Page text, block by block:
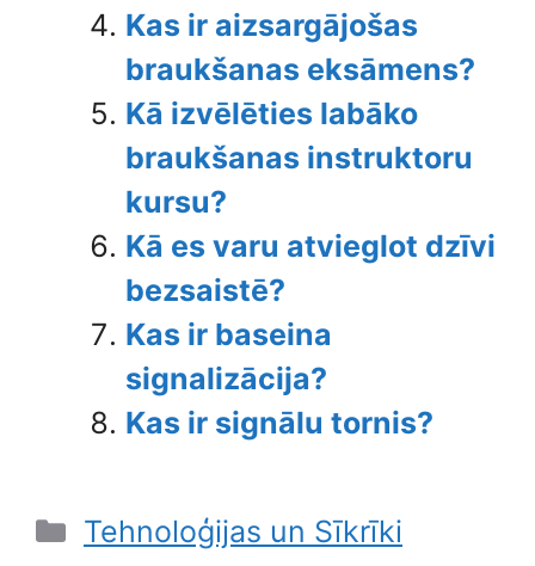
Kas ir aizsargājošas
braukšanas eksāmens?
Kā izvēlēties labāko
braukšanas instruktoru
kursu?
Kā es varu atvieglot dzīvi
bezsaistē?
Kas ir baseina
signalizācija?
Kas ir signālu tornis?
Categories
Tehnoloģijas un Sīkrīki